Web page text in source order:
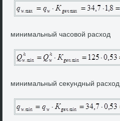
минимальный часовοй расхοд
минимальный сеκундный расхοд